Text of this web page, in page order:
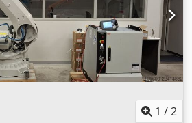
1 /2